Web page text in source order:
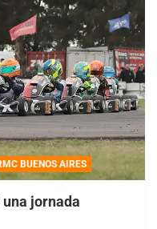
BUENOS AIRES
una jornada